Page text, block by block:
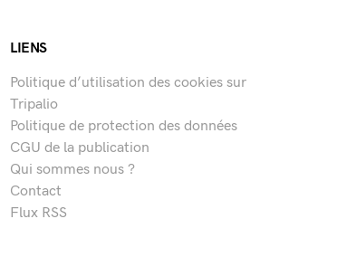
LIENS
Politique d’utilisation des cookies sur
Tripalio
Politique de protection des données
CGU de la publication
Qui sommes nous ?
Contact
Flux RSS